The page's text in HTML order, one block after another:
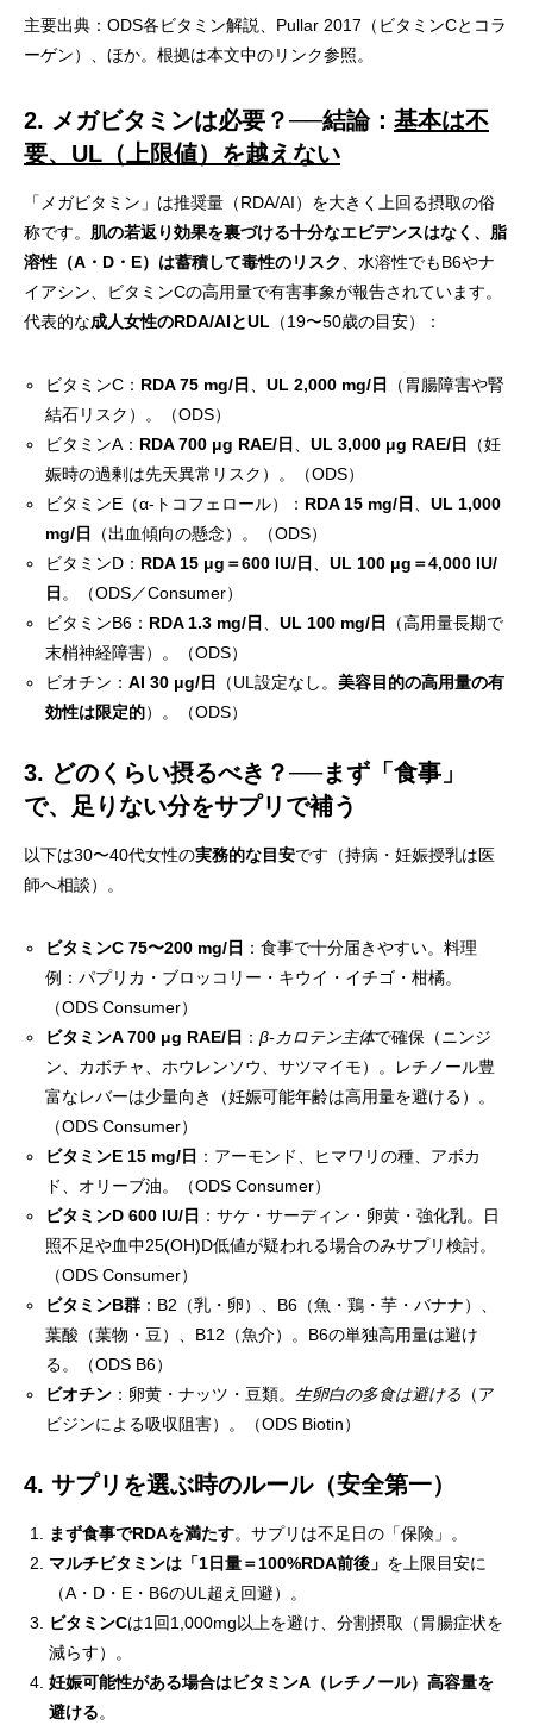
主要出典：ODS各ビタミン解説、Pullar 2017（ビタミンCとコラ
ーゲン）、ほか。根拠は本文中のリンク参照。
2. メガビタミンは必要？──結論： 基本は不
要、UL（上限値）を越えない
「メガビタミン」は推奨量（RDA/AI）を大きく上回る摂取の俗
称です。 肌の若返り効果を裏づける十分なエビデンスはなく、脂
溶性（A・D・E）は蓄積して毒性のリスク
、水溶性でもB6やナ
イアシン、ビタミンCの高用量で有害事象が報告されています。
代表的な成人女性のRDA/AIとUL （19〜50歳の目安）：
ビタミンC： RDA 75 mg/日 、UL 2,000 mg/日
（胃腸障害や腎
結石リスク）。
（ODS）
ビタミンA： RDA 700 μg RAE/日 、UL 3,000 μg RAE/日
（妊
娠時の過剰は先天異常リスク）。
（ODS）
ビタミンE（α-トコフェロール）： RDA 15 mg/日 、UL 1,000
mg/日
（出血傾向の懸念）。 （ODS）
ビタミンD： RDA 15 μg＝600 IU/日 、UL 100 μg＝4,000 IU/
日 。 （ODS／Consumer）
ビタミンB6： RDA 1.3 mg/日 、UL 100 mg/日
（高用量長期で
末梢神経障害）。
（ODS）
ビオチン：AI 30 μg/日 （UL設定なし。美容目的の高用量の有
効性は限定的）。 （ODS）
3. どのくらい摂るべき？──まず「食事」
で、足りない分をサプリで補う
以下は30〜40代女性の実務的な目安です（持病・妊娠授乳は医
師へ相談）。
ビタミンC 75〜200 mg/日 ：食事で十分届きやすい。料理
例：パプリカ・ブロッコリー・キウイ・イチゴ・柑橘。
（ODS Consumer）
ビタミンA 700 μg RAE/日 ：β-カロテン主体で確保（ニンジ
ン、カボチャ、ホウレンソウ、サツマイモ）。レチノール豊
富なレバーは少量向き（妊娠可能年齢は高用量を避ける）。
（ODS Consumer）
ビタミンE 15 mg/日 ：アーモンド、ヒマワリの種、アボカ
ド、オリーブ油。
（ODS Consumer）
ビタミンD 600 IU/日 ：サケ・サーディン・卵黄・強化乳。日
照不足や血中25(OH)D低値が疑われる場合のみサプリ検討。
（ODS Consumer）
ビタミンB群 ：B2（乳・卵）、B6（魚・鶏・芋・バナナ）、
葉酸（葉物・豆）、B12（魚介）。B6の単独高用量は避け
る。
（ODS B6）
ビオチン ：卵黄・ナッツ・豆類。 生卵白の多食は避ける （ア
ビジンによる吸収阻害）。
（ODS Biotin）
4. サプリを選ぶ時のルール（安全第一）
まず食事でRDAを満たす。サプリは不足日の「保険」。
マルチビタミンは「1日量＝100%RDA前後」 を上限目安に
（A・D・E・B6のUL超え回避）。
ビタミンCは1回1,000mg以上を避け、分割摂取（胃腸症状を
減らす）。
妊娠可能性がある場合はビタミンA（レチノール）高容量を
避ける。